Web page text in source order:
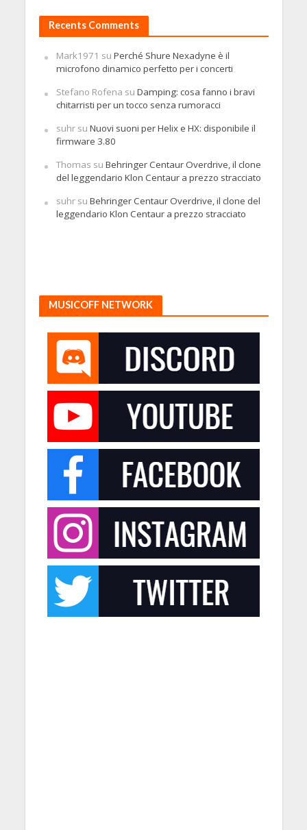
Recents Comments
Mark1971 su Perché Shure Nexadyne è il
microfono dinamico perfetto per i concerti
Stefano Rofena su Damping: cosa fanno i bravi
chitarristi per un tocco senza rumoracci
suhrsu Nuovi suoni per Helix e HX: disponibile il
firmware 3.80
Thomas su Behringer Centaur Overdrive, il clone
del leggendario Klon Centaur a prezzo stracciato
suhrsu Behringer Centaur Overdrive, il clone del
leggendario Klon Centaur a prezzo stracciato
MUSICOFF NETWORK